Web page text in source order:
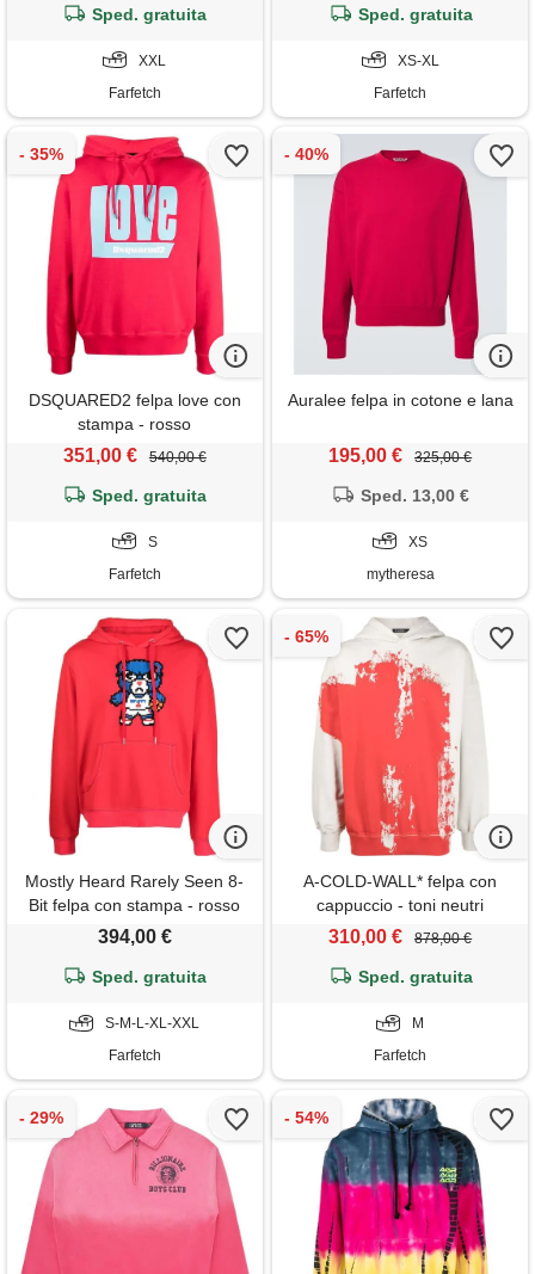
Sped. gratuita
XXL
Farfetch
Sped. gratuita
XS-XL
Farfetch
DSQUARED2 felpa love con
stampa - rosso
351,00 € 540,00 €
Sped. gratuita
S
Farfetch
Auralee felpa in cotone e lana
195,00 € 325,00 €
Sped. 13,00 €
XS
mytheresa
Mostly Heard Rarely Seen 8-
Bit felpa con stampa - rosso
394,00 €
Sped. gratuita
S-M-L-XL-XXL
Farfetch
A-COLD-WALL* felpa con
cappuccio - toni neutri
310,00 € 878,00 €
Sped. gratuita
M
Farfetch